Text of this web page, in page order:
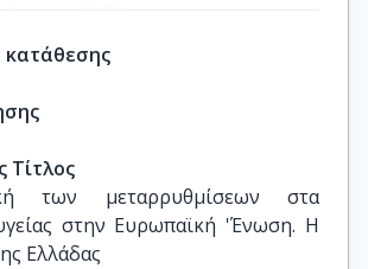
ΕΚΠΑ .
Οικονόμου, Καθηγητής, Τμήμα
Πάντειο Πανεπιστήμιο.
Καθηγητής, Τμήμα
Πανεπιστήμιο Πελοποννήσου.
Πραβίτα, Λέκτορας, Τμήμα
και Δημόσιας Διοίκησης,
Καθηγητής,  Τμήμα
κατάθεσης
Τίτλος
των μεταρρυθμίσεων στα
στην Ευρωπαϊκή 'Ένωση. Η
Ελλάδας